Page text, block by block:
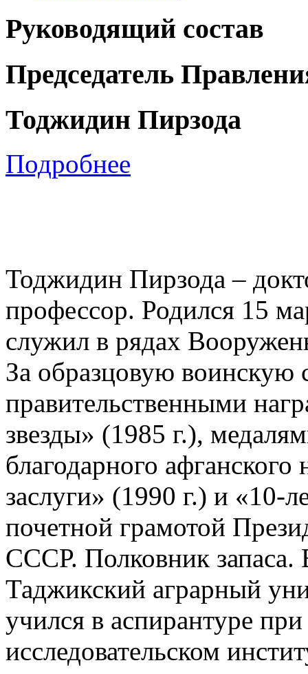
Руководящий состав
Председатель
Тоджидин Пирзода
Подробнее
Тоджидин Пирзода –
профессор. Родился 15
служил в рядах
За образцовую воинскую
правительственными
звезды» (1985 г.),
благодарного
заслуги» (1990 г.) и «10-
почетной грамотой
СССР. Полковник запаса.
Таджикский аграрный
учился в аспирантуре
исследовательском